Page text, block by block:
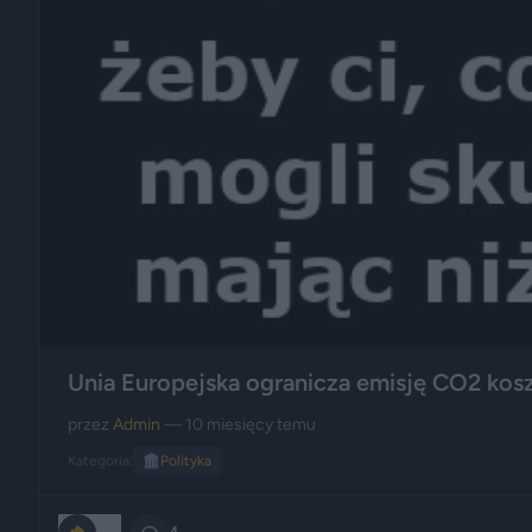
Unia Europejska ogranicza emisję CO2
przez Admin — 10 miesięcy temu
Kategoria: 🏛️ Polityka